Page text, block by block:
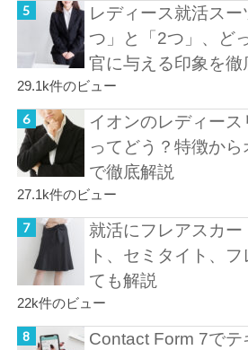
レディース就活ス
つ」と「2つ」、ど
官に与える印象を徹
29.1k件のビュー
イオンのレディー
ってどう？特徴から
で徹底解説
27.1k件のビュー
就活にフレアスカー
ト、セミタイト、
ても解説
22k件のビュー
Contact Form 7でテ